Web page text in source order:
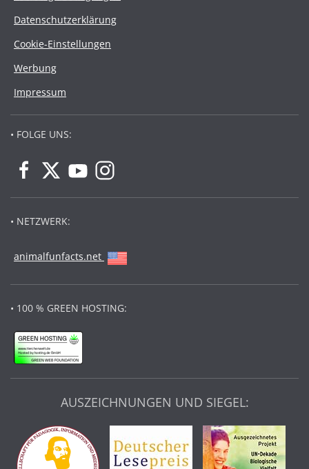
Datenschutzerklärung
Cookie-Einstellungen
Werbung
Impressum
• FOLGE UNS:
• NETZWERK:
animalfunfacts.net
• 100 % GREEN HOSTING:
AUSZEICHNUNGEN UND SIEGEL: